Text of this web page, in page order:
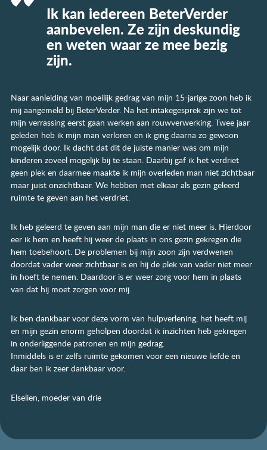
Ik kan iedereen BeterVerder
aanbevelen. Ze zijn deskundig
en weten waar ze mee bezig
zijn.
Naar aanleiding van moeilijk gedrag van mijn 15-jarige zoon heb ik
mij aangemeld bij BeterVerder. Na het intakegesprek zijn we tot
mijn verrassing eerst gaan werken aan rouwverwerking. Twee jaar
geleden heb ik mijn man verloren en ik ging daarna zo gewoon
mogelijk door. Ik dacht dat dit de juiste manier was om mijn
kinderen zoveel mogelijk bij te staan. Daarbij gaf ik het verdriet
geen plek en daarmee maakte ik mijn overleden man niet zichtbaar
maar juist onzichtbaar. We hebben met elkaar als gezin geleerd
ruimte te geven aan het verdriet.
Ik heb geleerd te geven aan mijn man die er niet meer is. Hierdoor
eer ik hem en heeft hij weer de plaats in ons gezin gekregen die
hem toebehoort. De problemen bij mijn zoon zijn verdwenen
doordat vader weer zichtbaar is en hij de plek van vader niet meer
in hoeft te nemen. Daardoor is er weer zorg voor hem in plaats
van dat hij moet zorgen voor mij.
Ik ben dankbaar voor deze vorm van hulpverlening, het heeft mij
en mijn gezin enorm geholpen doordat ik inzichten heb gekregen
in onderliggende patronen en mijn gedrag.
Inmiddels is er zelfs ruimte gekomen voor een nieuwe liefde en
daar ben ik zeer dankbaar voor.
Elselien, moeder van drie